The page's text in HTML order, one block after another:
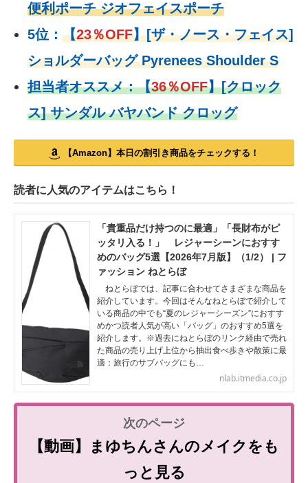
便利ポーチ ジオフェイスポーチ
5位： 【23％OFF】[ザ・ノース・フェイス]
ショルダーバッグ Pyrenees Shoulder S
担当者オススメ：【36％OFF】[クロック
ス] サンダル バヤバンド クロッグ
【Amazon】本日の割引き商品をチェックする！
読者に人気のアイテムはこちら！
「貴重品だけ持つのに最適」「長財布がピ
ッタリ入る！」 レジャーシーンにおすす
めのバッグ5選【2026年7月版】（1/2） | フ
ァッション ねとらぼ
ねとらぼでは、記事に合わせてさまざまな商品を
紹介しています。今回はそんなねとらぼで紹介して
いる商品の中でも“夏のレジャーシーズン”におすす
めかつ読者人気が高い「バッグ」のおすすめ5選を
紹介します。※過去にねとらぼのリンク経由で売れ
た商品の売り上げ上位から抽出食べ歩きや散策に最
適：旅行のサブバッグにも…
nlab.itmedia.co.jp
【動画】まゆちんさんのメイクをも
っと見る